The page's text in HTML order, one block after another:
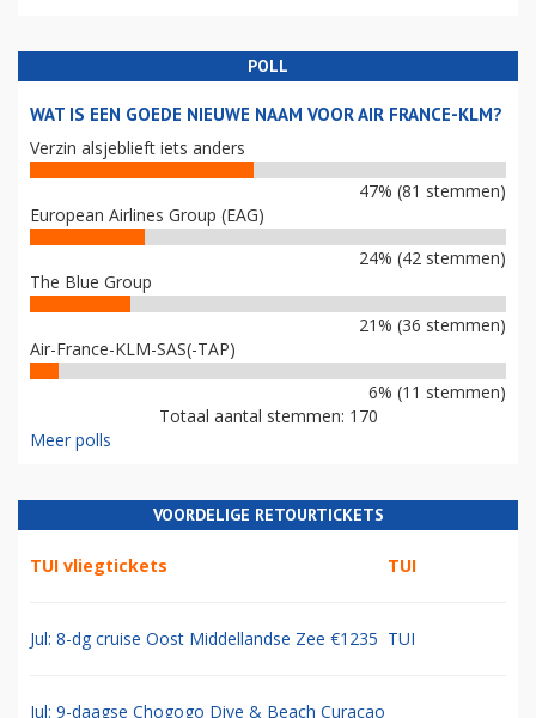
POLL
WAT IS EEN GOEDE NIEUWE NAAM VOOR AIR FRANCE-KLM?
Verzin alsjeblieft iets anders
47% (81 stemmen)
European Airlines Group (EAG)
24% (42 stemmen)
The Blue Group
21% (36 stemmen)
Air-France-KLM-SAS(-TAP)
6% (11 stemmen)
Totaal aantal stemmen: 170
Meer polls
VOORDELIGE RETOURTICKETS
TUI vliegtickets TUI
Jul: 8-dg cruise Oost Middellandse Zee €1235 TUI
Jul: 9-daagse Chogogo Dive & Beach Curacao